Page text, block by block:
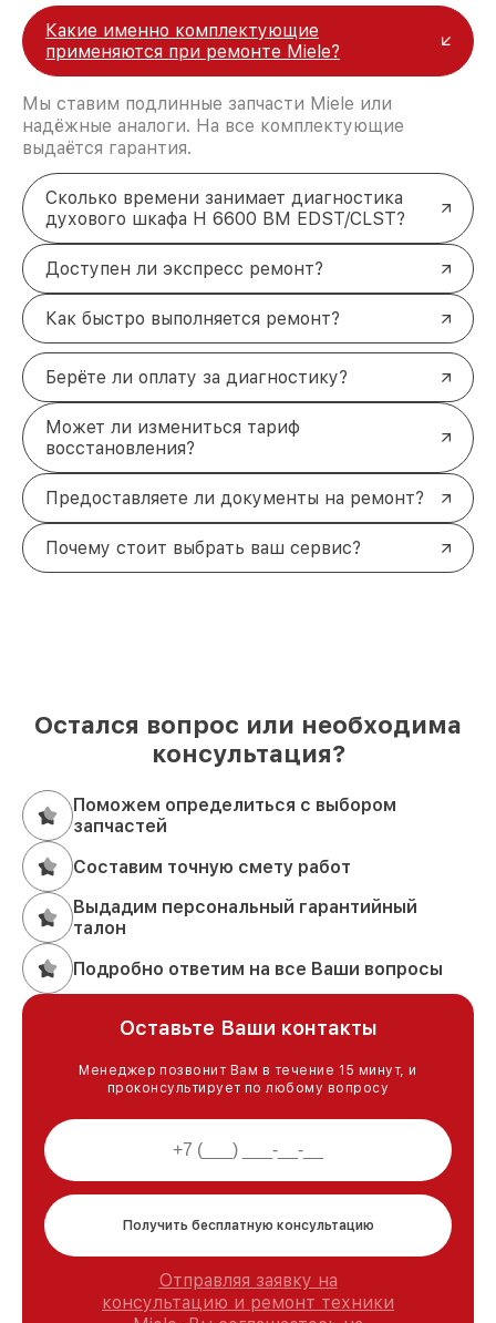
Какие именно комплектующие
применяются при ремонте Miele?
Мы ставим подлинные запчасти Miele или
надёжные аналоги. На все комплектующие
выдаётся гарантия.
Сколько времени занимает диагностика
духового шкафа H 6600 BM EDST/CLST?
Доступен ли экспресс ремонт?
Как быстро выполняется ремонт?
Берёте ли оплату за диагностику?
Может ли измениться тариф
восстановления?
Предоставляете ли документы на ремонт?
Почему стоит выбрать ваш сервис?
Остался вопрос или необходима
консультация?
Поможем определиться с выбором
запчастей
Составим точную смету работ
Выдадим персональный гарантийный
талон
Подробно ответим на все Ваши вопросы
Оставьте Ваши контакты
Менеджер позвонит Вам в течение 15 минут, и
проконсультирует по любому вопросу
Получить бесплатную консультацию
Отправляя заявку на
консультацию и ремонт техники